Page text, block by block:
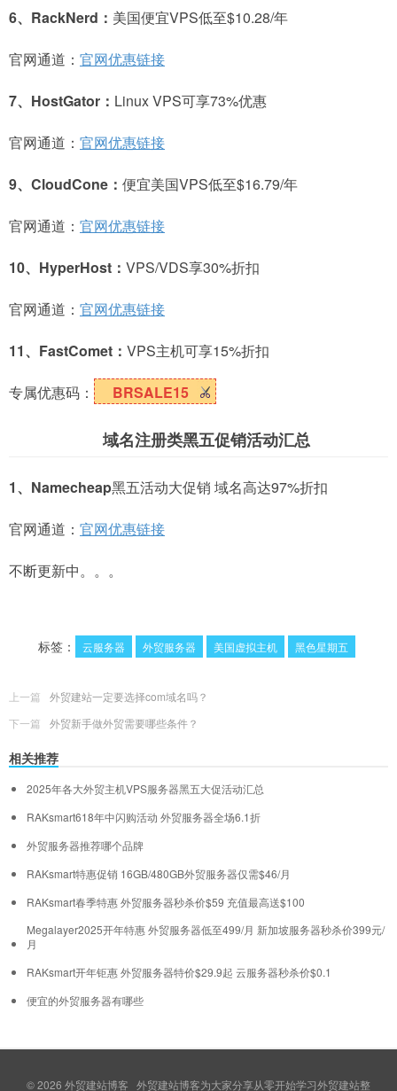
6、RackNerd： 美国便宜VPS低至$10.28/年
官网通道： 官网优惠链接
7、HostGator： Linux VPS可享73%优惠
官网通道： 官网优惠链接
9、CloudCone： 便宜美国VPS低至$16.79/年
官网通道： 官网优惠链接
10、HyperHost： VPS/VDS享30%折扣
官网通道： 官网优惠链接
11、FastComet： VPS主机可享15%折扣
专属优惠码： BRSALE15
域名注册类黑五促销活动汇总
1、Namecheap黑五活动大促销 域名高达97%折扣
官网通道： 官网优惠链接
不断更新中。。。
标签： 云服务器 外贸服务器 美国虚拟主机 黑色星期五
上一篇
外贸建站一定要选择com域名吗？
下一篇
外贸新手做外贸需要哪些条件？
相关推荐
2025年各大外贸主机VPS服务器黑五大促活动汇总
RAKsmart618年中闪购活动 外贸服务器全场6.1折
外贸服务器推荐哪个品牌
RAKsmart特惠促销 16GB/480GB外贸服务器仅需$46/月
RAKsmart春季特惠 外贸服务器秒杀价$59 充值最高送$100
Megalayer2025开年特惠 外贸服务器低至499/月 新加坡服务器秒杀价399元/
月
RAKsmart开年钜惠 外贸服务器特价$29.9起 云服务器秒杀价$0.1
便宜的外贸服务器有哪些
© 2026 外贸建站博客 外贸建站博客为大家分享从零开始学习外贸建站整